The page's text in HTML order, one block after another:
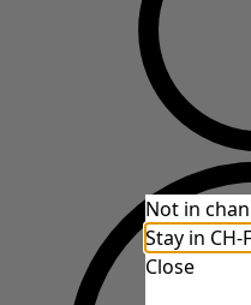
Not in
Stay in CH-
Close